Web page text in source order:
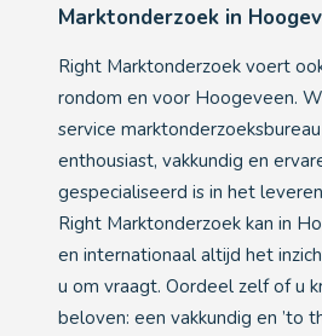
Marktonderzoek in
Right Marktonderzoek voert
rondom en voor Hoogeveen.
service
enthousiast, vakkundig en
gespecialiseerd is in het
Right Marktonderzoek kan in
en internationaal altijd het
u om vraagt. Oordeel zelf of u
beloven: een vakkundig en ’to